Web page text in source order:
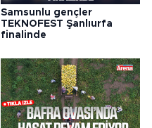
Samsunlu gençler
TEKNOFEST Şanlıurfa
finalinde